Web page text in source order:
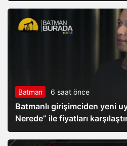
Batman 6 saat önce
Batmanlı girişimciden yeni
Nerede” ile fiyatları